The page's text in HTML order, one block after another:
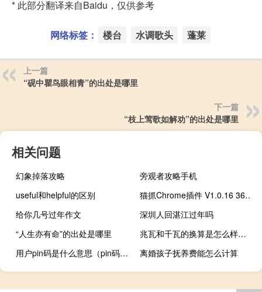
* 此部分翻译来自Baidu，仅供参考
网络标签： 楼台 水调歌头 蓬莱
上一篇
“砚中瞿鸟眼相青”的出处是哪里
下一篇
“枝上莺歌如解劝”的出处是哪里
相关问题
幻象掉落攻略
旁观者攻略手机
useful和helpful的区别
猫抓Chrome插件 V1.0.16 360浏览器版（猫抓Chrome插件 V1.0.16 360浏览器版功能简介）
给你几号过年作文
深圳人回湛江过年吗
“人生亦有命”的出处是哪里
兆瓦和千瓦的换算是怎么样的？
用户pin码是什么意思（pin码是什么意思）
离婚孩子抚养费能怎么计算